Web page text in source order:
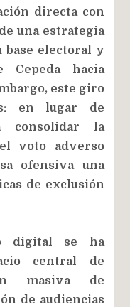
directa con
una estrategia
base electoral y
hacia
este giro
en lugar de
consolidar la
voto adverso
ofensiva una
de exclusión
digital se ha
central de
masiva de
de audiencias